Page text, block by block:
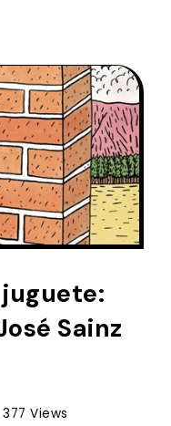
Sainz
377 Views